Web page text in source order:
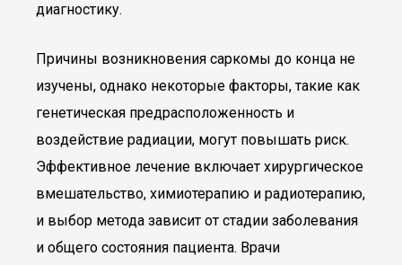
диагностику.
Причины возникновения саркомы до конца не
изучены, однако некоторые факторы, такие как
генетическая предрасположенность и
воздействие радиации, могут повышать риск.
Эффективное лечение включает хирургическое
вмешательство, химиотерапию и радиотерапию,
и выбор метода зависит от стадии заболевания
и общего состояния пациента. Врачи